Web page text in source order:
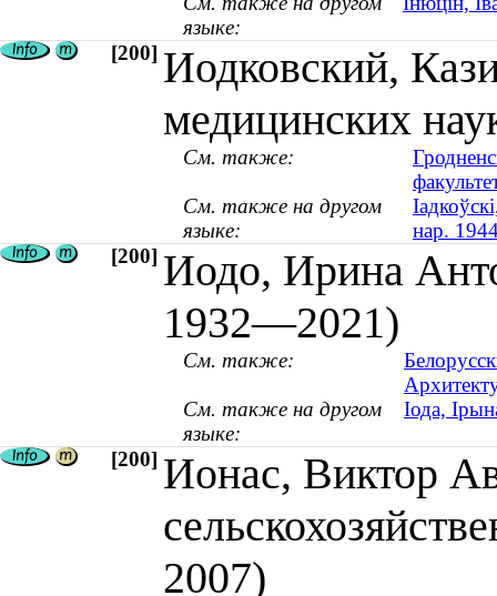
языке:
[200] Иодковский,
медицинских
См. также:
См. также на другом
языке:
нар.
[200] Иодо, Ирина
1932—2021)
См. также:
См. также на другом
языке:
Іода,
[200] Ионас, Виктор
2007)